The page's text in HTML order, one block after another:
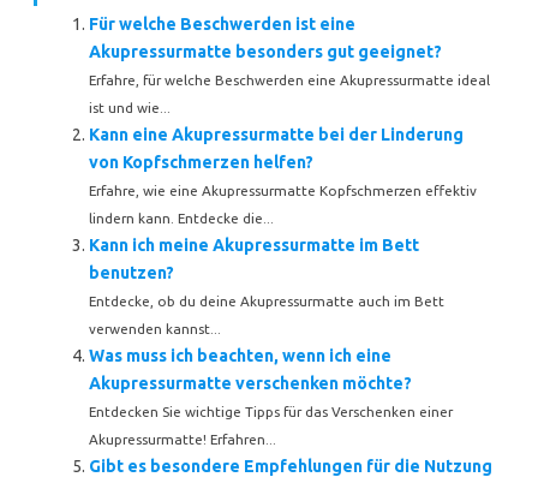
Für welche Beschwerden ist eine
Akupressurmatte besonders gut geeignet?
Erfahre, für welche Beschwerden eine Akupressurmatte ideal
ist und wie...
Kann eine Akupressurmatte bei der Linderung
von Kopfschmerzen helfen?
Erfahre, wie eine Akupressurmatte Kopfschmerzen effektiv
lindern kann. Entdecke die...
Kann ich meine Akupressurmatte im Bett
benutzen?
Entdecke, ob du deine Akupressurmatte auch im Bett
verwenden kannst...
Was muss ich beachten, wenn ich eine
Akupressurmatte verschenken möchte?
Entdecken Sie wichtige Tipps für das Verschenken einer
Akupressurmatte! Erfahren...
Gibt es besondere Empfehlungen für die Nutzung